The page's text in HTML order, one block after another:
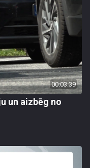
00:03:39
un aizbēg no